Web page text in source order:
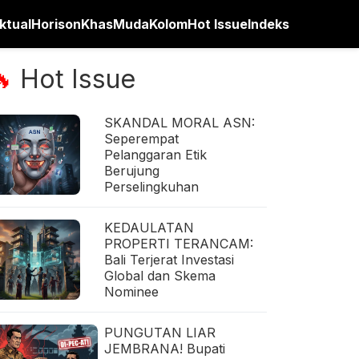
HorisonKhasMudaKolomHot IssueIndeks
Hot Issue
SKANDAL MORAL ASN:
Seperempat
Pelanggaran Etik
Berujung
Perselingkuhan
KEDAULATAN
PROPERTI TERANCAM:
Bali Terjerat Investasi
Global dan Skema
Nominee
PUNGUTAN LIAR
JEMBRANA! Bupati